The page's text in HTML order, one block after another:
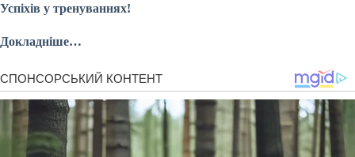
Успіхів у тренуваннях!
Докладніше…